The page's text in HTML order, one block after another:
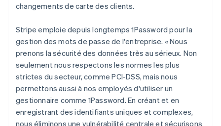
changements de carte des clients.
Stripe emploie depuis longtemps 1Password pour la
gestion des mots de passe de l'entreprise. « Nous
prenons la sécurité des données très au sérieux. Non
seulement nous respectons les normes les plus
strictes du secteur, comme PCI-DSS, mais nous
permettons aussi à nos employés d'utiliser un
gestionnaire comme 1Password. En créant et en
enregistrant des identifiants uniques et complexes,
nous éliminons une vulnérabilité centrale et sécurisons
Lituanie
Luxembourg
FrançaisDeutschEnglish
Malaisie
English简体中文
Malte
English
Mexique
Español English
Norvège
English
Nouvelle-Zélande